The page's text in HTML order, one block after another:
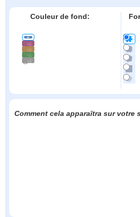
Couleur de fond:
Comment cela apparaîtra sur votre